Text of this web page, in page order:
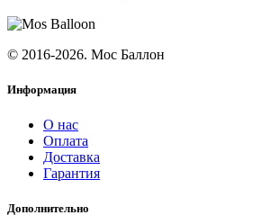
© 2016-2026. Мос Баллон
Информация
О нас
Оплата
Доставка
Гарантия
Дополнительно